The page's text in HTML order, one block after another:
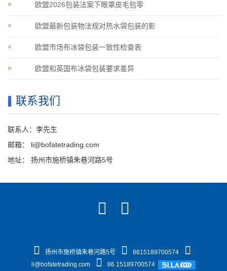
欧盟2026包装法案下眼罩皮毛包零
欧盟最新包装物法规对热水袋包装的影
欧盟市场布冰袋包装一致性检查表
欧盟和英国布冰袋包装要求差异
联系我们
联系人：李先生
邮箱：
li@bofatetrading.com
地址： 扬州市施桥镇朱巷河路5号
扬州市施桥镇朱巷河路5号
8615189700574
li@bofatetrading.com
86 15189700574